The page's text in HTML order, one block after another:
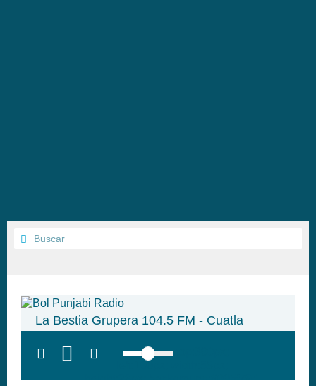
La Bestia Grupera 104.5 FM - Cuatla
height:28px; background:#005f79;'